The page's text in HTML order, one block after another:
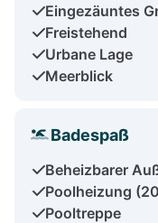
Eingezäuntes
Freistehend
Urbane Lage
Meerblick
Badespaß
Beheizbarer
Poolheizung
Pooltreppe